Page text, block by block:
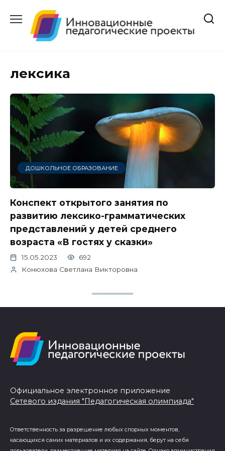
содержанию
лексика
ДОШКОЛЬНОЕ ОБРАЗОВАНИЕ
Конспект открытого занятия по
развитию лексико-грамматических
представлений у детей среднего
возраста «В гостях у сказки»
15.05.2023
692
Конюхова Светлана Викторовна
Официальное электронное приложение
Сетевого издания "Педагогическая олимпиада"
Ответственность за разрешение любых спорных моментов,
касающихся самих материалов и их содержания, берут на себя